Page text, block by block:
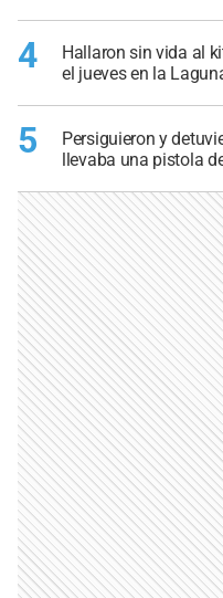
4
Hallaron sin vida al
el jueves en la
5
Persiguieron y
llevaba una pistola